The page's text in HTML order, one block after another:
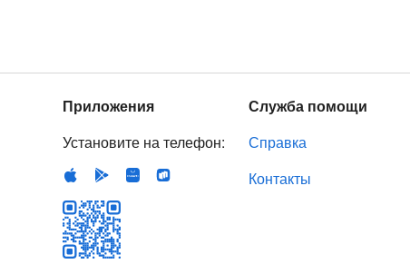
Приложения
Установите на телефон:
Служба помощи
Справка
Контакты